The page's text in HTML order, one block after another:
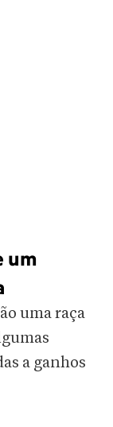
um
uma raça
a ganhos